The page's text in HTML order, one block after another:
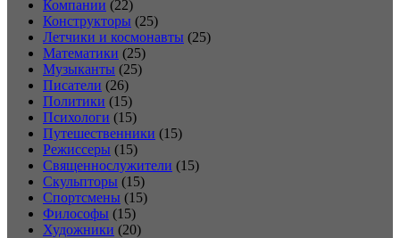
Компании (22)
Конструкторы (25)
Летчики и космонавты (25)
Математики (25)
Музыканты (25)
Писатели (26)
Политики (15)
Психологи (15)
Путешественники (15)
Режиссеры (15)
Священнослужители (15)
Скульпторы (15)
Спортсмены (15)
Философы (15)
Художники (20)